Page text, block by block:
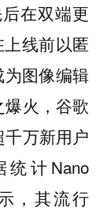
在双端更
线前以匿
图像编辑
火，谷歌
万新用户
计Nano
，其流行